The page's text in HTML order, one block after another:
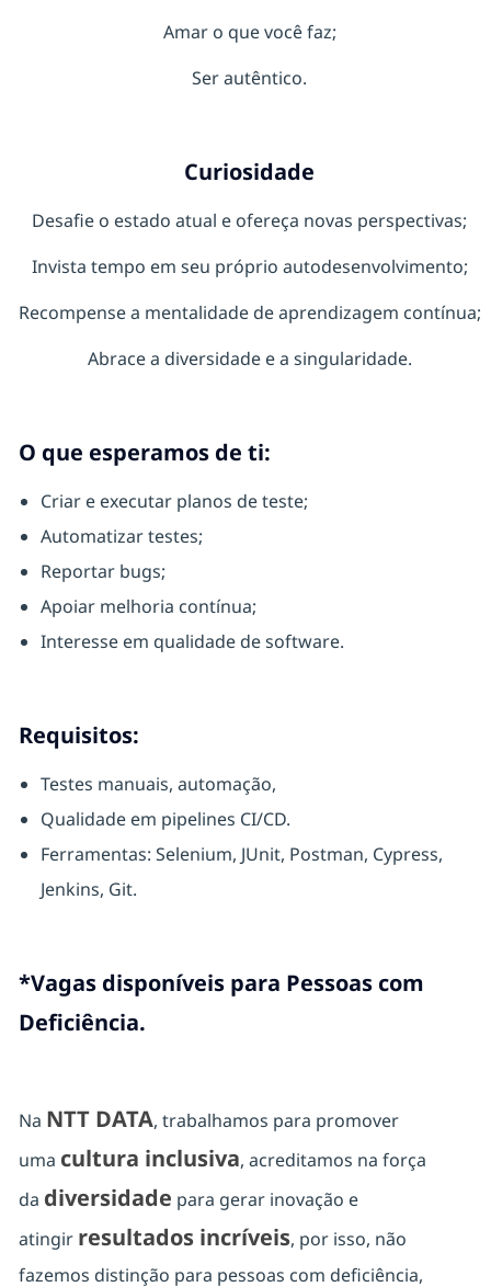
Amar o que você faz;
Ser autêntico.
Curiosidade
Desafie o estado atual e ofereça novas perspectivas;
Invista tempo em seu próprio autodesenvolvimento;
Recompense a mentalidade de aprendizagem contínua;
Abrace a diversidade e a singularidade.
O que esperamos de ti:
Criar e executar planos de teste;
Automatizar testes;
Reportar bugs;
Apoiar melhoria contínua;
Interesse em qualidade de software.
Requisitos:
Testes manuais, automação,
Qualidade em pipelines CI/CD.
Ferramentas: Selenium, JUnit, Postman, Cypress,
Jenkins, Git.
*Vagas disponíveis para Pessoas com
Deficiência.
Na NTT DATA, trabalhamos para promover
uma cultura inclusiva, acreditamos na força
da diversidade para gerar inovação e
atingir resultados incríveis, por isso, não
fazemos distinção para pessoas com deficiência,